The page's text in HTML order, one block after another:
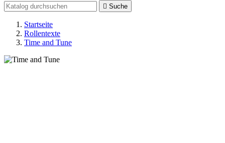
 Suche
Startseite
Rollentexte
Time and Tune